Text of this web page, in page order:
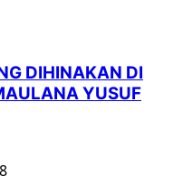
DIHINAKAN DI
YUSUF